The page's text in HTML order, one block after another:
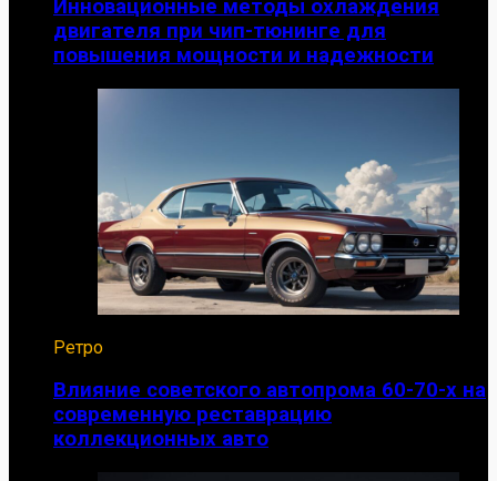
Инновационные методы охлаждения
двигателя при чип-тюнинге для
повышения мощности и надежности
Ретро
Влияние советского автопрома 60-70-х на
современную реставрацию
коллекционных авто